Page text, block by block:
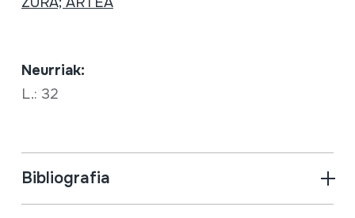
Neurriak:
L.: 32
Bibliografia